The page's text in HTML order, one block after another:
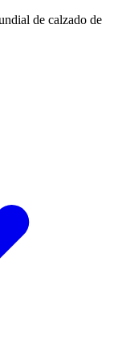
de calzado de